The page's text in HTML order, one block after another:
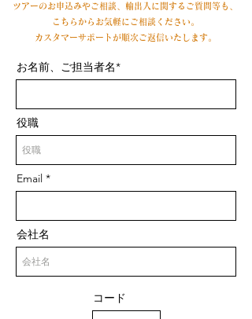
ツアーのお申込みやご相談、輸出入に関するご質問等も、
こちらからお気軽にご相談ください。
カスタマーサポートが順次ご返信いたします。
お名前、ご担当者名*
役職
Email
会社名
コード